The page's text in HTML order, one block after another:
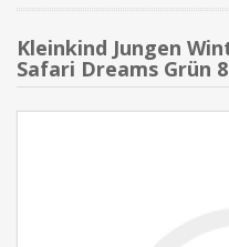
Kleinkind Jungen
Safari Dreams Grün